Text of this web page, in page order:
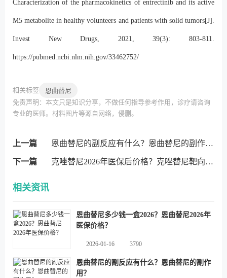
Characterization of the pharmacokinetics of entrectinib and its active
M5 metabolite in healthy volunteers and patients with solid tumors[J].
Invest New Drugs, 2021, 39(3): 803-811.
https://pubmed.ncbi.nlm.nih.gov/33462752/
相关标签
恩曲替尼
免责声明：本文只是知识分享，不做任何指导参考作用，诊疗请咨询
专业的医师。材料图片等源自网络，侵删。
上一篇 恩曲替尼的副反应有什么？恩曲替尼的副作用？
下一篇 克唑替尼2026年医保后价格？克唑替尼靶向药多少钱一盒2026？
相关资讯
恩曲替尼多少钱一盒2026？恩曲替尼2026年
医保价格？
2026-01-16 3790
恩曲替尼的副反应有什么？恩曲替尼的副作
用？